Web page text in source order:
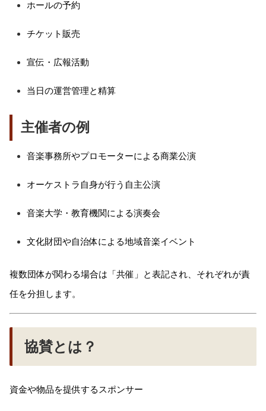
ホールの予約
チケット販売
宣伝・広報活動
当日の運営管理と精算
主催者の例
音楽事務所やプロモーターによる商業公演
オーケストラ自身が行う自主公演
音楽大学・教育機関による演奏会
文化財団や自治体による地域音楽イベント
複数団体が関わる場合は「共催」と表記され、それぞれが責
任を分担します。
協賛とは？
資金や物品を提供するスポンサー